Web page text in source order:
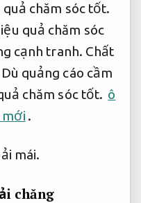
quả chăm sóc tốt.
quả chăm sóc
cạnh tranh. Chất
Dù quảng cáo cầm
chăm sóc tốt. ô
mới .
mái.
chăng